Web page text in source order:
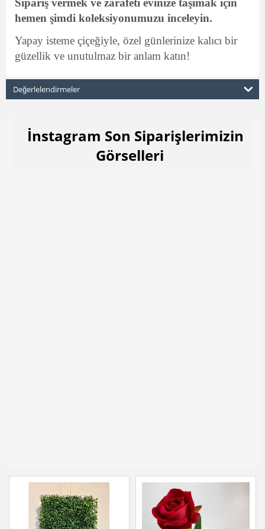
Sipariş vermek ve zarafeti evinize taşımak için
hemen şimdi koleksiyonumuzu inceleyin.
Yapay isteme çiçeğiyle, özel günlerinize kalıcı bir
güzellik ve unutulmaz bir anlam katın!
Değerlelendirmeler
İnstagram Son Siparişlerimizin
Görselleri